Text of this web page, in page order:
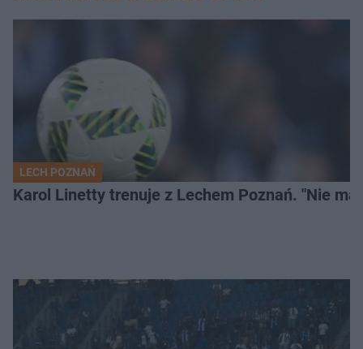
LECH POZNAŃ
Karol Linetty trenuje z Lechem Poznań. "Nie ma